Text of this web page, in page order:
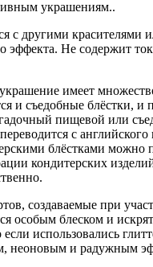
украшениям..
с другими красителями
эффекта. Не содержит
имеет
и съедобные блёстки, и
пищевой или
с английского
блёстками можно
кондитерских
создаваемые при
особым блеском и
использовались
неоновым и радужным